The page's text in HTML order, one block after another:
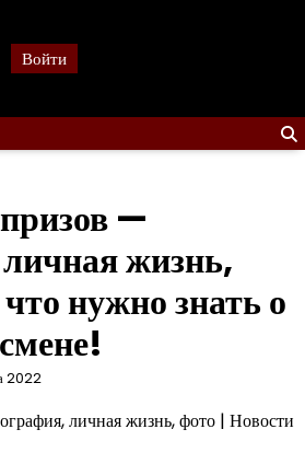
Войти
—
жизнь,
нужно знать о
2022